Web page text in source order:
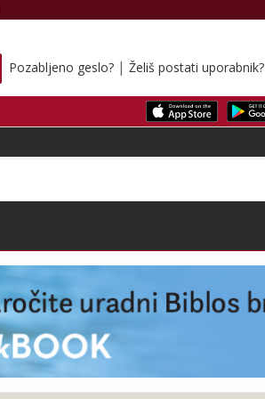
Pozabljeno geslo? | Želiš postati uporabnik?